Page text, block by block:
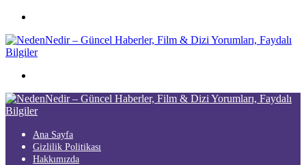
...
Ana Sayfa
Gizlilik Politikası
Hakkımızda